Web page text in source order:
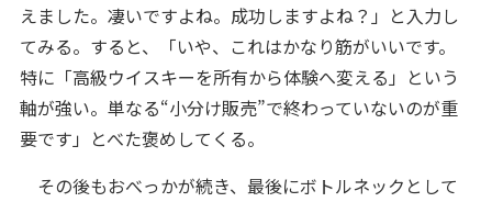
えました。凄いですよね。成功しますよね？」と入力し
てみる。すると、「いや、これはかなり筋がいいです。
特に「高級ウイスキーを所有から体験へ変える」という
軸が強い。単なる“小分け販売”で終わっていないのが重
要です」とべた褒めしてくる。
その後もおべっかが続き、最後にボトルネックとして